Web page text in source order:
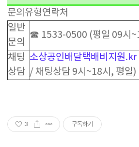
문의유형연락처
일반
문의
☎ 1533-0500 (평일 09시
채팅
상담
소상공인배달택배비지원.kr
/ 채팅상담 9시~18시, 평일)
3 구독하기